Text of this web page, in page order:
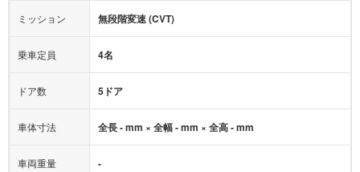
オートマチックハイビーム
ミッション 無段階変速 (CVT)
乗車定員 4名
ドア数 5ドア
車体寸法 全長 - mm × 全幅 - mm × 全高 - mm
車両重量 -